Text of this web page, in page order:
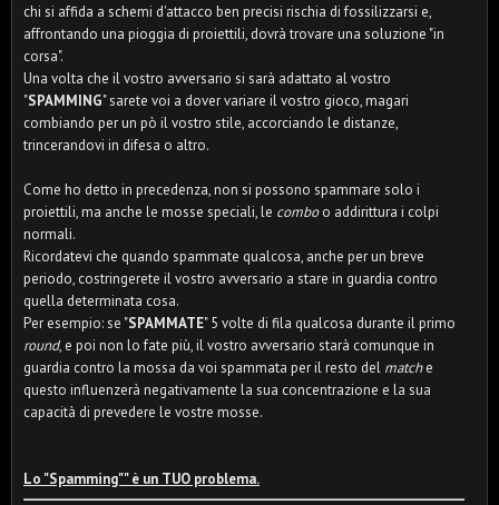
chi si affida a schemi d'attacco ben precisi rischia di fossilizzarsi e,
affrontando una pioggia di proiettili, dovrà trovare una soluzione "in
corsa".
Una volta che il vostro avversario si sarà adattato al vostro
"SPAMMING" sarete voi a dover variare il vostro gioco, magari
combiando per un pò il vostro stile, accorciando le distanze,
trincerandovi in difesa o altro.
Come ho detto in precedenza, non si possono spammare solo i
proiettili, ma anche le mosse speciali, le comboo addirittura i colpi
normali.
Ricordatevi che quando spammate qualcosa, anche per un breve
periodo, costringerete il vostro avversario a stare in guardia contro
quella determinata cosa.
Per esempio: se "SPAMMATE" 5 volte di fila qualcosa durante il primo
round, e poi non lo fate più, il vostro avversario starà comunque in
guardia contro la mossa da voi spammata per il resto del matche
questo influenzerà negativamente la sua concentrazione e la sua
capacità di prevedere le vostre mosse.
Lo "Spamming"" è un TUO problema.